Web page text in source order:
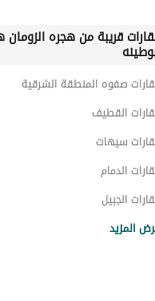
قريبة من هجره الزومان
صفوه المنطقة الشرقية
القطيف
سيهات
الدمام
الجبيل
المزيد